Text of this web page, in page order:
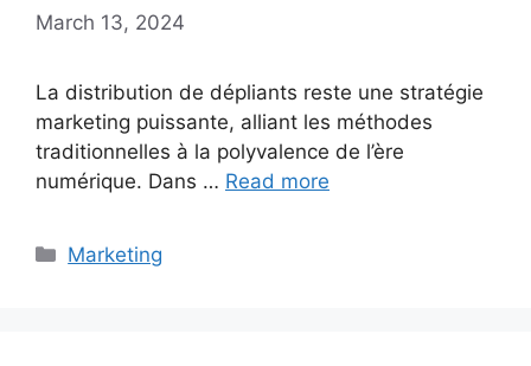
March 13, 2024
La distribution de dépliants reste une stratégie
marketing puissante, alliant les méthodes
traditionnelles à la polyvalence de l’ère
numérique. Dans … Read more
Categories
Marketing